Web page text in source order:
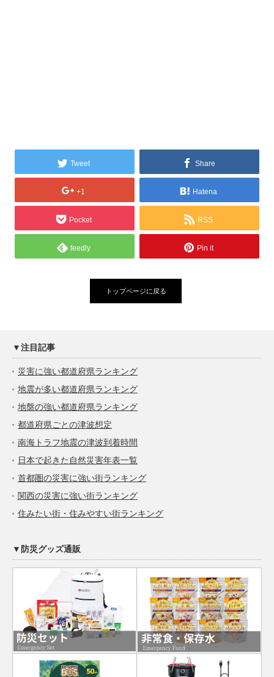
Tweet Share
+1 Hatena
Pocket RSS
feedly Pin it
トップページに戻る
▼注目記事
災害に強い都道府県ランキング
地震が多い都道府県ランキング
地盤の強い都道府県ランキング
都道府県ごとの津波想定
南海トラフ地震の津波到着時間
日本で起きた自然災害年表一覧
首都圏の災害に強い街ランキング
関西の災害に強い街ランキング
住みたい街・住みやすい街ランキング
▼防災グッズ通販